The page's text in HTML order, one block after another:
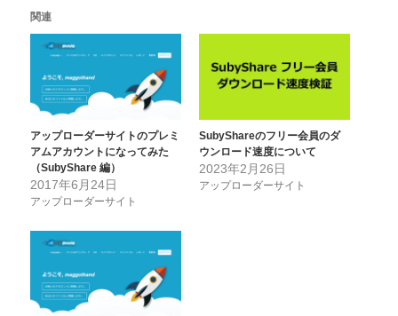
関連
アップローダーサイトのプレミ
アムアカウントになってみた
（SubyShare 編）
2017年6月24日
アップローダーサイト
SubyShareのフリー会員のダ
ウンロード速度について
2023年2月26日
アップローダーサイト